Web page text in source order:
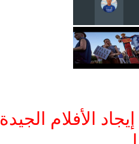
الأفلام الجيدة